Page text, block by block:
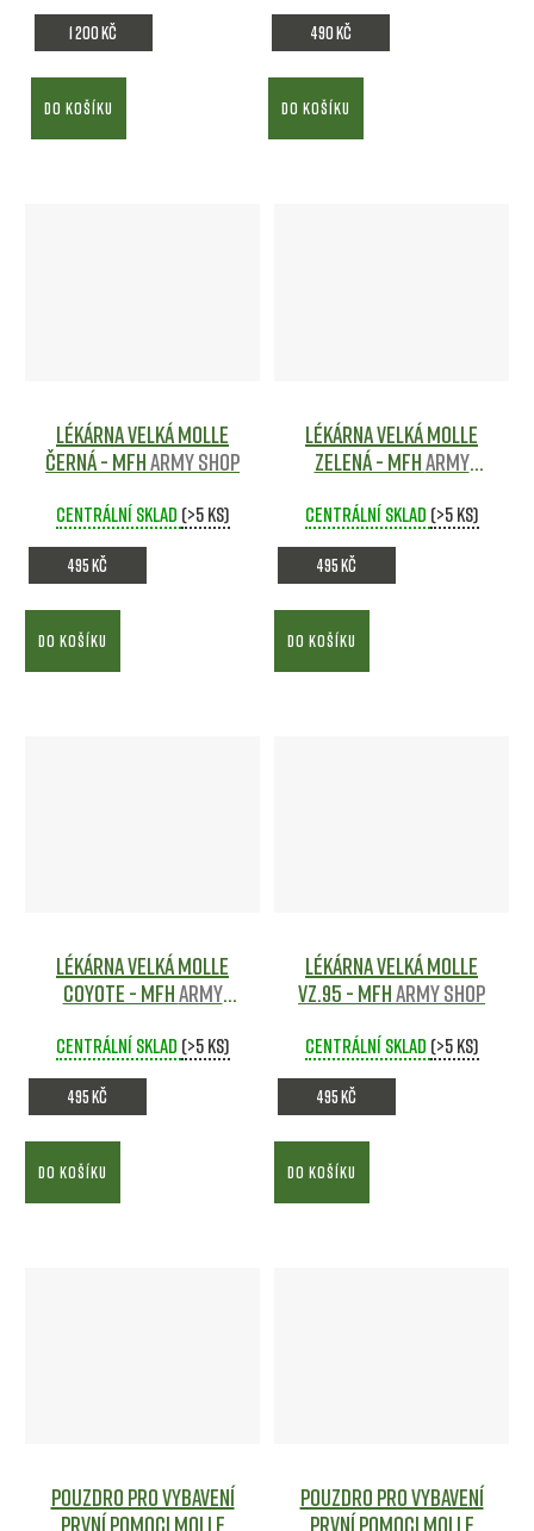
1 200 Kč
DO KOŠÍKU
490 Kč
DO KOŠÍKU
Lékárna velká MOLLE
Černá - MFHArmy shop
Centrální sklad (>5 ks)
495 Kč
DO KOŠÍKU
Lékárna velká MOLLE
Zelená - MFHArmy
Centrální sklad (>5 ks)
495 Kč
DO KOŠÍKU
Lékárna velká MOLLE
Coyote - MFHArmy
Centrální sklad (>5 ks)
495 Kč
DO KOŠÍKU
Lékárna velká MOLLE
vz.95 - MFHArmy shop
Centrální sklad (>5 ks)
495 Kč
DO KOŠÍKU
Pouzdro pro vybavení
první pomoci MOLLE
Pouzdro pro vybavení
první pomoci MOLLE